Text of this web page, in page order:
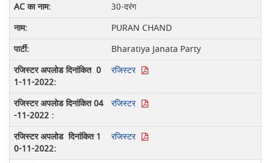
30-दरंग
PURAN CHAND
Bharatiya Janata Party
रजिस्टर
रजिस्टर
रजिस्टर